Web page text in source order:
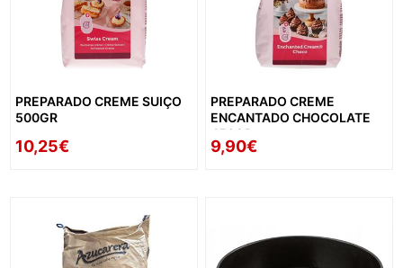
PREPARADO CREME SUIÇO
500GR
10,25€
PREPARADO CREME
ENCANTADO CHOCOLATE
450GR
9,90€